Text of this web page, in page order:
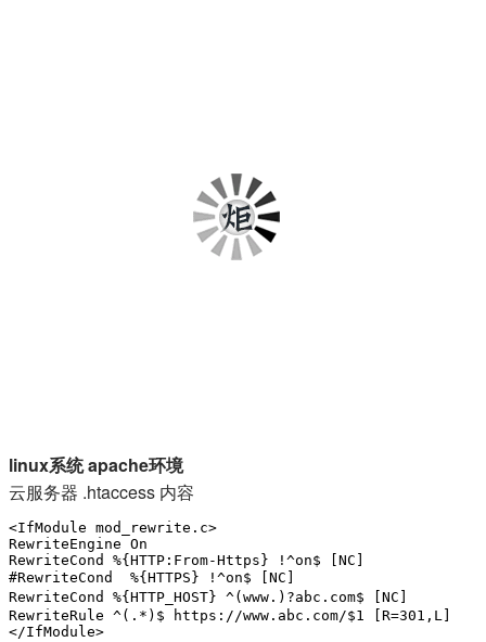
linux系统 apache环境
云服务器 .htaccess 内容
<IfModule mod_rewrite.c>
RewriteEngine On
RewriteCond %{HTTP:From-Https} !^on$ [NC]
#RewriteCond  %{HTTPS} !^on$ [NC]                      #
RewriteCond %{HTTP_HOST} ^(www.)?abc.com$ [NC]
RewriteRule ^(.*)$ https://www.abc.com/$1 [R=301,L]
</IfModule>